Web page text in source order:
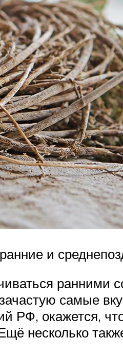
и
ранними
самые
РФ, окажется,
несколько